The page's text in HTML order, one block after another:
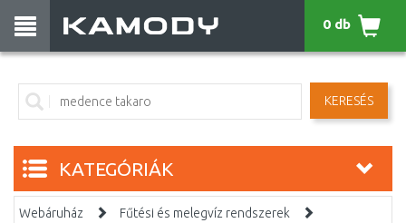
KERESÉS
0 db
KATEGÓRIÁK
Webáruház
Fűtési és melegvíz rendszerek